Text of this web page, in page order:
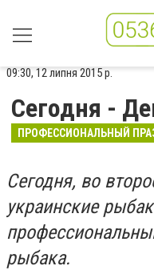
09:30, 12 липня 2015 р.
Сегодня -
ПРОФЕССИОНАЛЬНЫЙ
Сегодня, во
украинские
рыбака.